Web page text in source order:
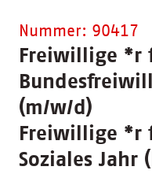
Nummer: 90417
Freiwillige *r
(m/w/d)
Freiwillige *r
Soziales Jahr